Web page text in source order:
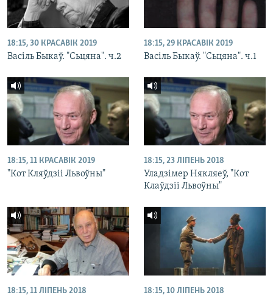
18:15, 30 КРАСАВІК 2019
Васіль Быкаў. "Сьцяна". ч.2
18:15, 29 КРАСАВІК 2019
Васіль Быкаў. "Сьцяна". ч.1
18:15, 11 КРАСАВІК 2019
"Кот Кляўдзіі Львоўны"
18:15, 23 ЛІПЕНЬ 2018
Уладзімер Някляеў, "Кот
Клаўдзіі Львоўны"
18:15, 11 ЛІПЕНЬ 2018 18:15, 10 ЛІПЕНЬ 2018